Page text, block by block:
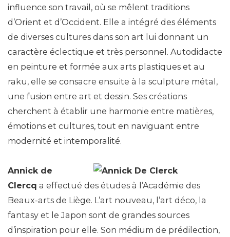
influence son travail, où se mêlent traditions
d’Orient et d’Occident. Elle a intégré des éléments
de diverses cultures dans son art lui donnant un
caractère éclectique et très personnel. Autodidacte
en peinture et formée aux arts plastiques et au
raku, elle se consacre ensuite à la sculpture métal,
une fusion entre art et dessin. Ses créations
cherchent à établir une harmonie entre matières,
émotions et cultures, tout en naviguant entre
modernité et intemporalité.
Annick de
Clercq a effectué des études à l’Académie des
Beaux-arts de Liège. L’art nouveau, l’art déco, la
fantasy et le Japon sont de grandes sources
d’inspiration pour elle. Son médium de prédilection,